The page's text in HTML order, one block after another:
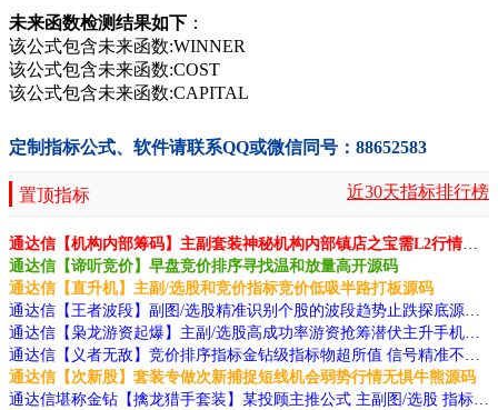
未来函数检测结果如下 ：
该公式包含未来函数:WINNER
该公式包含未来函数:COST
该公式包含未来函数:CAPITAL
定制指标公式、软件请联系QQ或微信同号：88652583
置顶指标 近30天指标排行榜
通达信【机构内部筹码】主副套装神秘机构内部镇店之宝需L2行情支持源码
通达信【谛听竞价】早盘竞价排序寻找温和放量高开源码
通达信【直升机】主副/选股和竞价指标竞价低吸半路打板源码
通达信【王者波段】副图/选股精准识别个股的波段趋势止跌探底源码
通达信【枭龙游资起爆】主副/选股高成功率游资抢筹潜伏主升手机电脑通用源码
通达信【义者无敌】竞价排序指标金钻级指标物超所值 信号精准不漂移源码
通达信【次新股】套装专做次新捕捉短线机会弱势行情无惧牛熊源码
通达信堪称金钻【擒龙猎手套装】某投顾主推公式 主副图/选股 指标源码源码分享 附图